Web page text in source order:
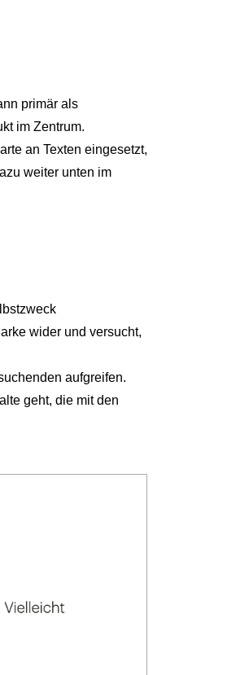
primär als
im Zentrum.
an Texten eingesetzt,
weiter unten im
wider und versucht,
aufgreifen.
geht, die mit den